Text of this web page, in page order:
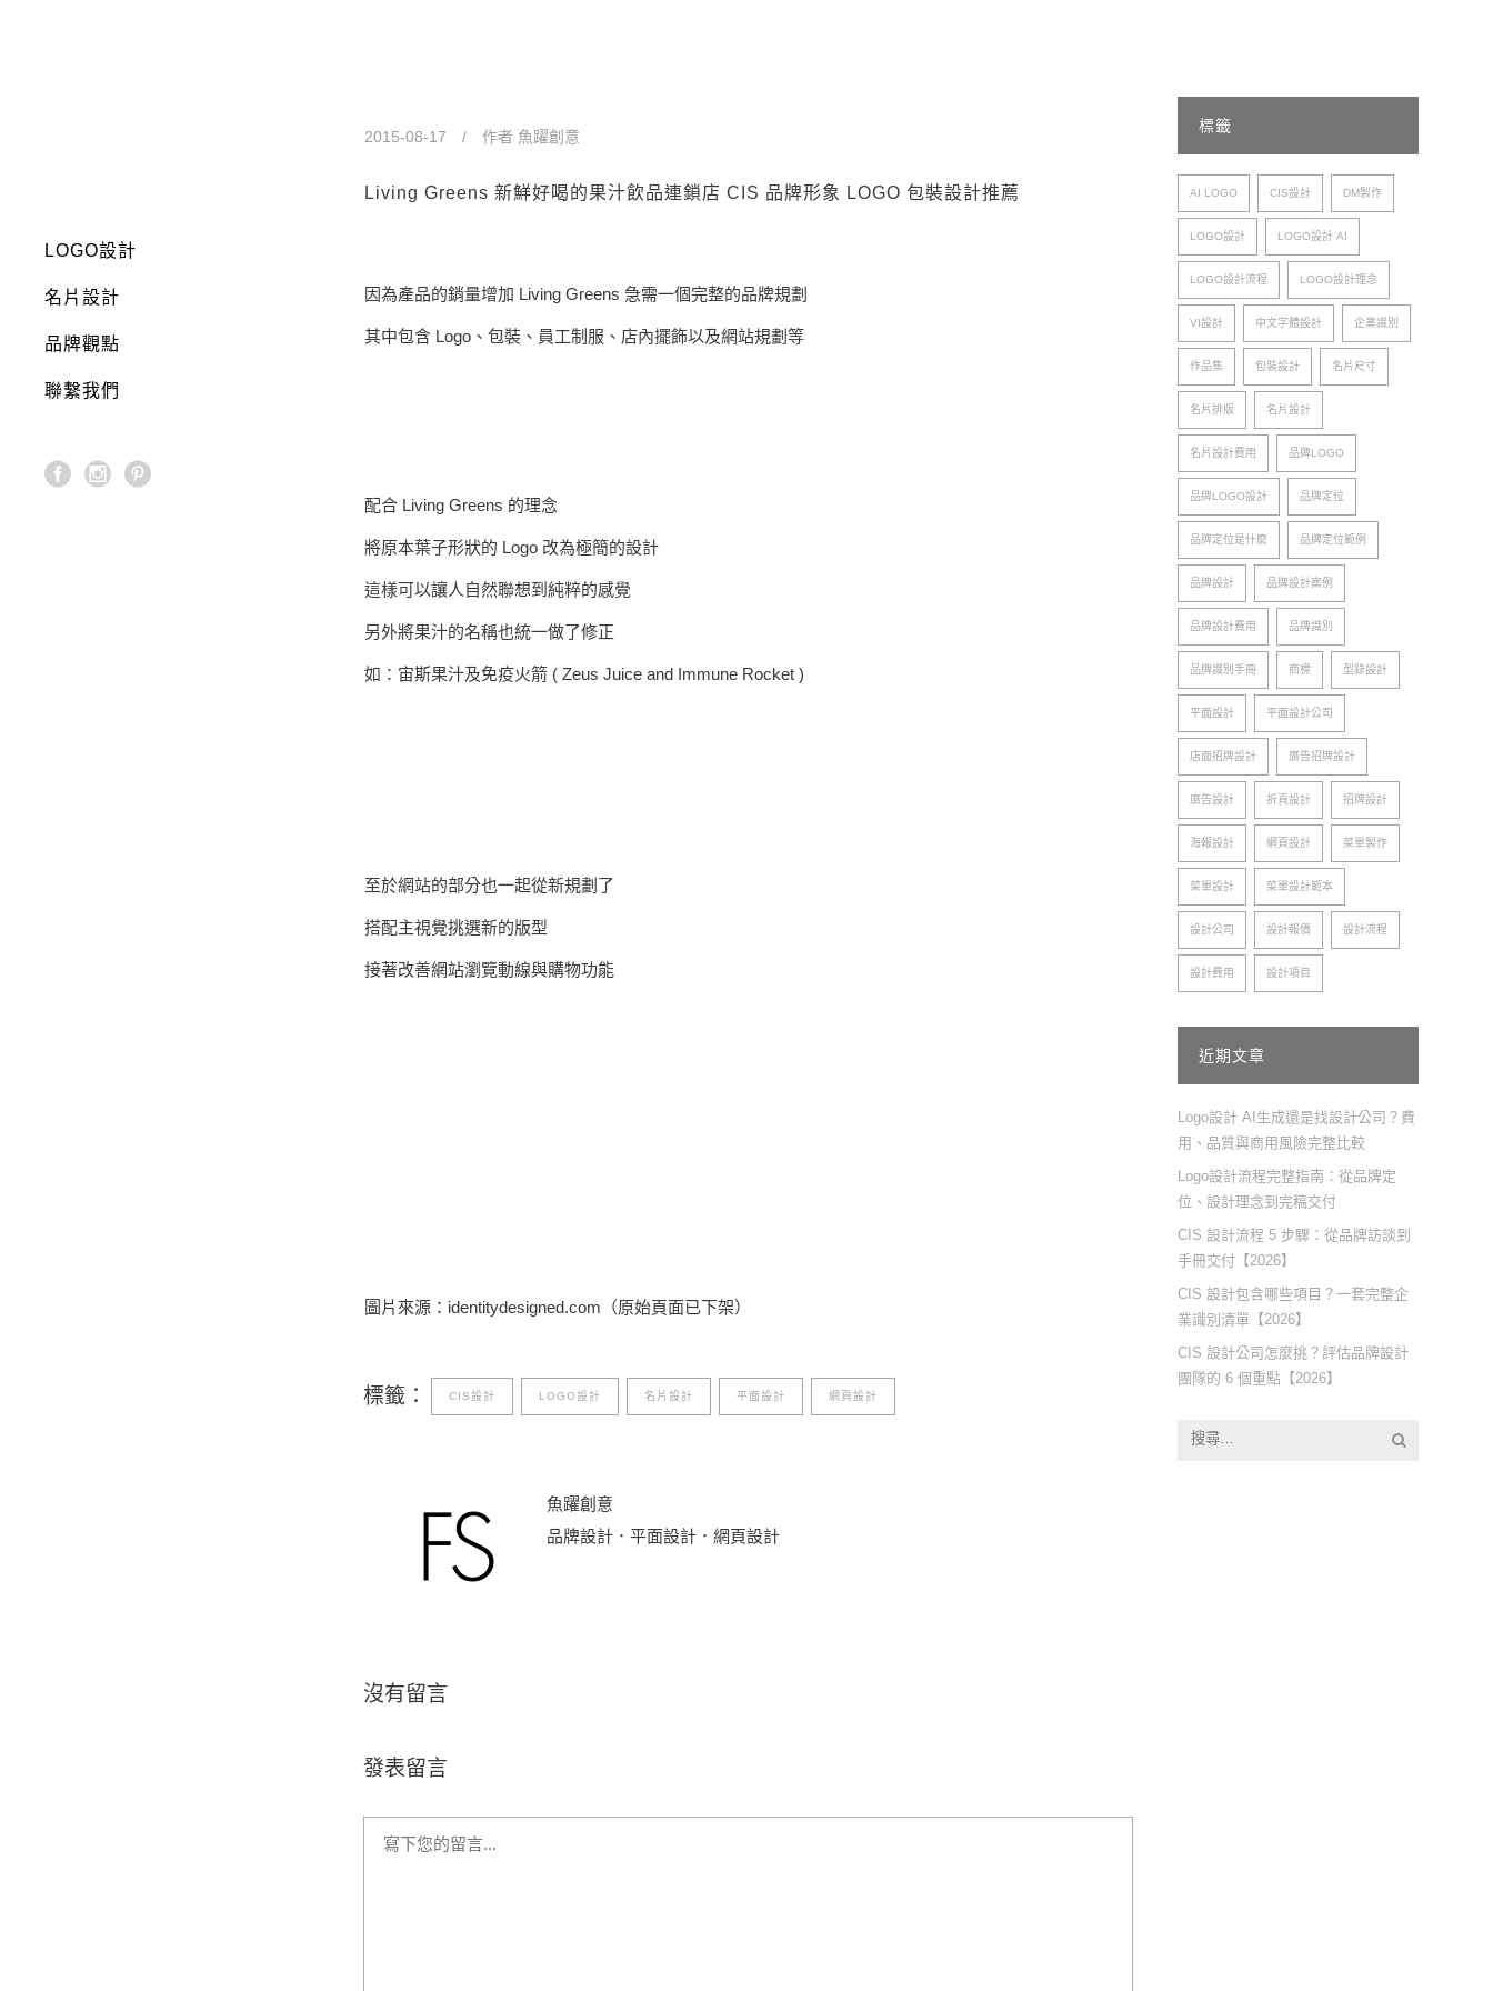
LOGO設計
名片設計
品牌觀點
聯繫我們
2015-08-17 作者 魚躍創意
Living Greens 新鮮好喝的果汁飲品連鎖店 CIS 品牌形象 LOGO 包裝設計推薦
因為產品的銷量增加 Living Greens 急需一個完整的品牌規劃
其中包含 Logo、包裝、員工制服、店內擺飾以及網站規劃等
配合 Living Greens 的理念
將原本葉子形狀的 Logo 改為極簡的設計
這樣可以讓人自然聯想到純粹的感覺
另外將果汁的名稱也統一做了修正
如：宙斯果汁及免疫火箭 ( Zeus Juice and Immune Rocket )
至於網站的部分也一起從新規劃了
搭配主視覺挑選新的版型
接著改善網站瀏覽動線與購物功能
圖片來源：identitydesigned.com（原始頁面已下架）
標籤： CIS設計 LOGO設計 名片設計 平面設計 網頁設計
魚躍創意
品牌設計．平面設計．網頁設計
沒有留言
發表留言
標籤
AI LOGO CIS設計 DM製作
LOGO設計 LOGO設計 AI
LOGO設計流程 LOGO設計理念
VI設計 中文字體設計 企業識別
作品集 包裝設計 名片尺寸
名片排版 名片設計
名片設計費用 品牌LOGO
品牌LOGO設計 品牌定位
品牌定位是什麼 品牌定位範例
品牌設計 品牌設計案例
品牌設計費用 品牌識別
品牌識別手冊 商標 型錄設計
平面設計 平面設計公司
店面招牌設計 廣告招牌設計
廣告設計 折頁設計 招牌設計
海報設計 網頁設計 菜單製作
菜單設計 菜單設計範本
設計公司 設計報價 設計流程
設計費用 設計項目
近期文章
Logo設計 AI生成還是找設計公司？費
用、品質與商用風險完整比較
Logo設計流程完整指南：從品牌定
位、設計理念到完稿交付
CIS 設計流程 5 步驟：從品牌訪談到
手冊交付【2026】
CIS 設計包含哪些項目？一套完整企
業識別清單【2026】
CIS 設計公司怎麼挑？評估品牌設計
團隊的 6 個重點【2026】